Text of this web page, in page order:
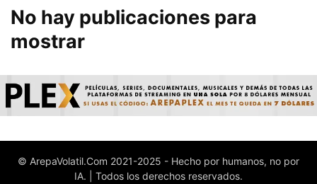
No hay publicaciones para
mostrar
© ArepaVolatil.Com 2021-2025 - Hecho por humanos, no por
IA. | Todos los derechos reservados.